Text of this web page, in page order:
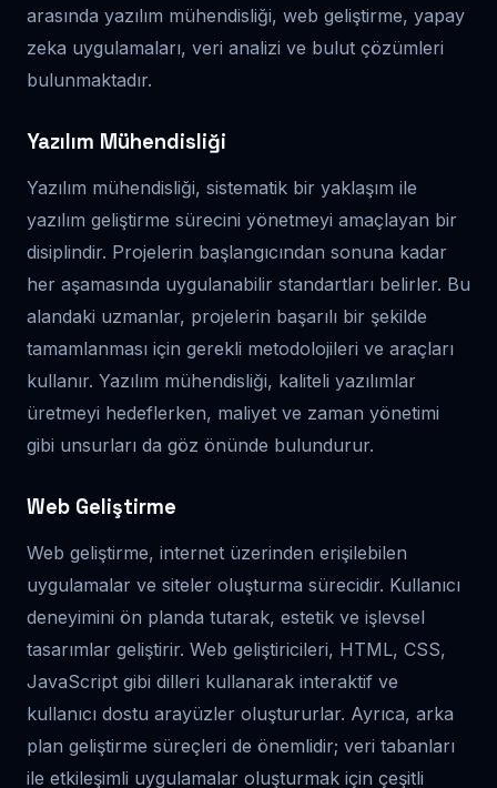
arasında yazılım mühendisliği, web geliştirme, yapay
zeka uygulamaları, veri analizi ve bulut çözümleri
bulunmaktadır.
Yazılım Mühendisliği
Yazılım mühendisliği, sistematik bir yaklaşım ile
yazılım geliştirme sürecini yönetmeyi amaçlayan bir
disiplindir. Projelerin başlangıcından sonuna kadar
her aşamasında uygulanabilir standartları belirler. Bu
alandaki uzmanlar, projelerin başarılı bir şekilde
tamamlanması için gerekli metodolojileri ve araçları
kullanır. Yazılım mühendisliği, kaliteli yazılımlar
üretmeyi hedeflerken, maliyet ve zaman yönetimi
gibi unsurları da göz önünde bulundurur.
Web Geliştirme
Web geliştirme, internet üzerinden erişilebilen
uygulamalar ve siteler oluşturma sürecidir. Kullanıcı
deneyimini ön planda tutarak, estetik ve işlevsel
tasarımlar geliştirir. Web geliştiricileri, HTML, CSS,
JavaScript gibi dilleri kullanarak interaktif ve
kullanıcı dostu arayüzler oluştururlar. Ayrıca, arka
plan geliştirme süreçleri de önemlidir; veri tabanları
ile etkileşimli uygulamalar oluşturmak için çeşitli